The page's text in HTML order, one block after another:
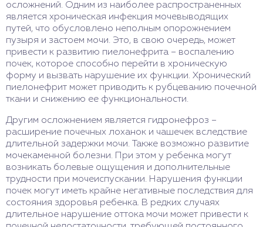
осложнений. Одним из наиболее распространенных
является хроническая инфекция мочевыводящих
путей, что обусловлено неполным опорожнением
пузыря и застоем мочи. Это, в свою очередь, может
привести к развитию пиелонефрита – воспалению
почек, которое способно перейти в хроническую
форму и вызвать нарушение их функции. Хронический
пиелонефрит может приводить к рубцеванию почечной
ткани и снижению ее функциональности.
Другим осложнением является гидронефроз –
расширение почечных лоханок и чашечек вследствие
длительной задержки мочи. Также возможно развитие
мочекаменной болезни. При этом у ребенка могут
возникать болевые ощущения и дополнительные
трудности при мочеиспускании. Нарушения функции
почек могут иметь крайне негативные последствия для
состояния здоровья ребенка. В редких случаях
длительное нарушение оттока мочи может привести к